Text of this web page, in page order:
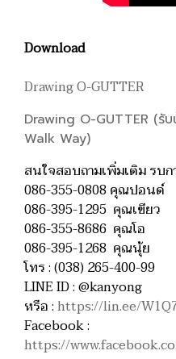
Download
Drawing O-GUTTER
Drawing O-GUTTER (รั
Walk Way)
สนใจสอบถามเพิ่มเติม รบ
086-355-0808 คุณปอนด์
086-395-1295 คุณเขียว
086-355-8686 คุณโอ
086-395-1268 คุณนุ้ย
โทร : (038) 265-400-99
LINE ID : @kanyong
หรือ :https://lin.ee/
Facebook :
https://